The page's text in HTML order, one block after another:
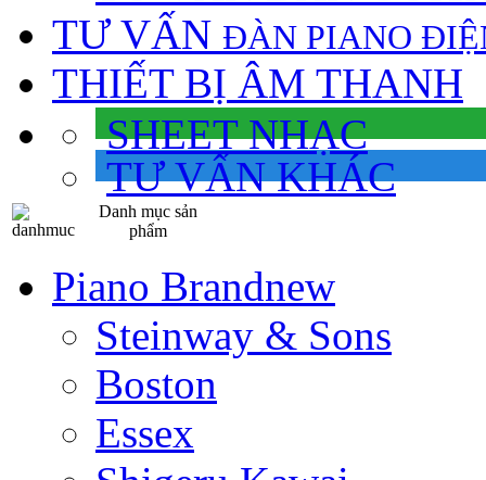
TƯ VẤN ÐÀN PIANO
THIẾT BỊ ÂM THANH
SHEET NHẠC
TƯ VẤN KHÁC
Danh mục sản
phẩm
Piano Brandnew
Steinway & Sons
Boston
Essex